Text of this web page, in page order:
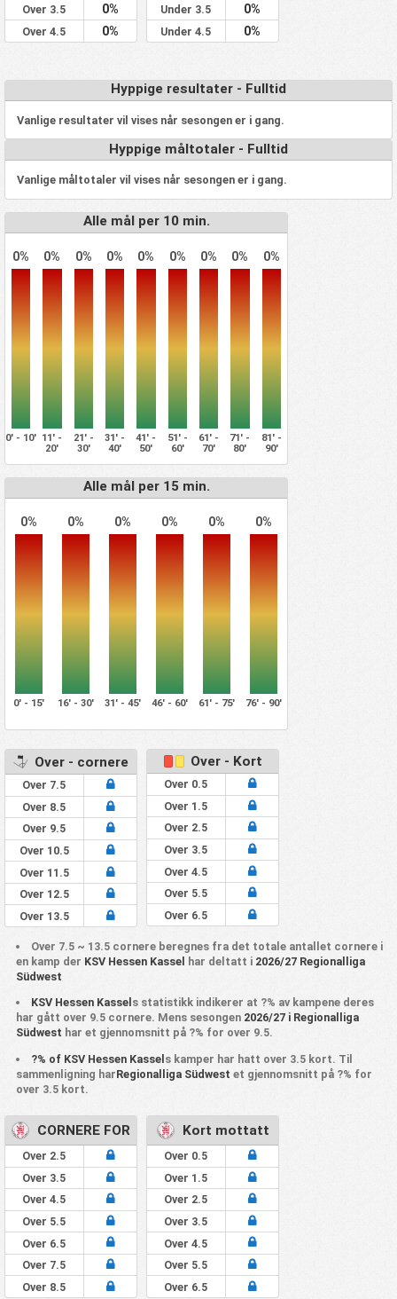
Over 3.5 0%
Over 4.5 0%
Under 3.5 0%
Under 4.5 0%
Hyppige resultater - Fulltid
Vanlige resultater vil vises når sesongen er i gang.
Hyppige måltotaler - Fulltid
Vanlige måltotaler vil vises når sesongen er i gang.
Alle mål per 10 min.
0% 0% 0% 0% 0% 0% 0% 0% 0%
0' - 10' 11' -
20'
21' -
30'
31' -
40'
41' -
50'
51' -
60'
61' -
70'
71' -
80'
81' -
90'
Alle mål per 15 min.
0% 0% 0% 0% 0% 0%
0' - 15' 16' - 30' 31' - 45' 46' - 60' 61' - 75' 76' - 90'
Over - cornere
Over 7.5
Over 8.5
Over 9.5
Over 10.5
Over 11.5
Over 12.5
Over 13.5
Over - Kort
Over 0.5
Over 1.5
Over 2.5
Over 3.5
Over 4.5
Over 5.5
Over 6.5
Over 7.5 ~ 13.5 cornere beregnes fra det totale antallet cornere i
en kamp der KSV Hessen Kassel har deltatt i 2026/27 Regionalliga
Südwest
KSV Hessen Kassel s statistikk indikerer at ?% av kampene deres
har gått over 9.5 cornere. Mens sesongen 2026/27 i Regionalliga
Südwest har et gjennomsnitt på ?% for over 9.5.
?% of KSV Hessen Kassel s kamper har hatt over 3.5 kort. Til
sammenligning harRegionalliga Südwest et gjennomsnitt på ?% for
over 3.5 kort.
CORNERE FOR
Over 2.5
Over 3.5
Over 4.5
Over 5.5
Over 6.5
Over 7.5
Over 8.5
Kort mottatt
Over 0.5
Over 1.5
Over 2.5
Over 3.5
Over 4.5
Over 5.5
Over 6.5